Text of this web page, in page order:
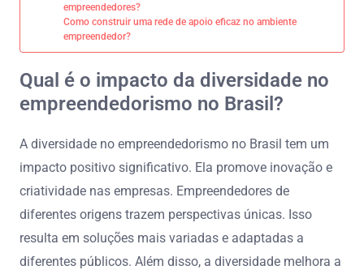
empreendedores?
Como construir uma rede de apoio eficaz no ambiente
empreendedor?
Qual é o impacto da diversidade no
empreendedorismo no Brasil?
A diversidade no empreendedorismo no Brasil tem um
impacto positivo significativo. Ela promove inovação e
criatividade nas empresas. Empreendedores de
diferentes origens trazem perspectivas únicas. Isso
resulta em soluções mais variadas e adaptadas a
diferentes públicos. Além disso, a diversidade melhora a